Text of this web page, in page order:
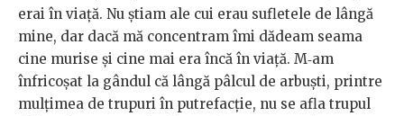
erai în viață. Nu știam ale cui erau sufletele de lângă
mine, dar dacă mă concentram îmi dădeam seama
cine murise și cine mai era încă în viață. M‑am
înfricoșat la gândul că lângă pâlcul de arbuști, printre
mulțimea de trupuri în putrefacție, nu se afla trupul